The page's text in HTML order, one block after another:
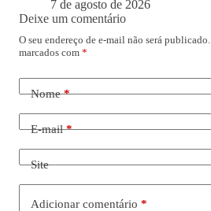
7 de agosto de 2026
Deixe um comentário
O seu endereço de e-mail não será publicado.
marcados com *
Nome*
E-mail*
Site
Adicionar comentário *